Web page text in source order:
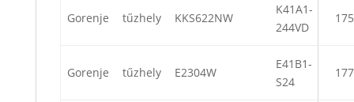
Gorenje tűzhely KKS622NW
K41A1-
244VD
Gorenje tűzhely E2304W
E41B1-
S24